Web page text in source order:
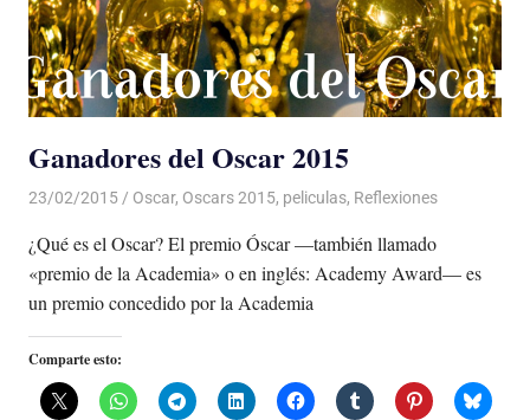
Ganadores del Oscar 2015
23/02/2015 Luis Castellanos
Oscar, Oscars 2015, peliculas, Reflexiones
¿Qué es el Oscar? El premio Óscar —también llamado
«premio de la Academia» o en inglés: Academy Award— es
un premio concedido por la Academia
Comparte esto: